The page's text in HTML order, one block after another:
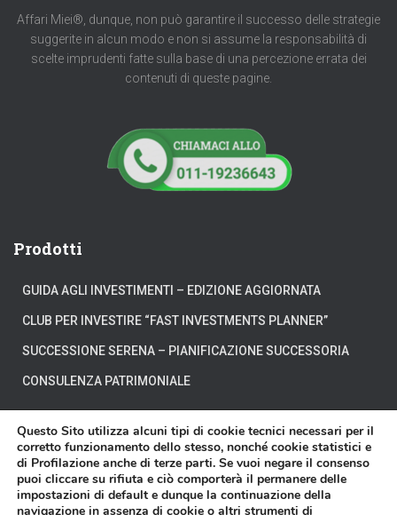
Affari Miei®, dunque, non può garantire il successo delle strategie
suggerite in alcun modo e non si assume la responsabilità di
scelte imprudenti fatte sulla base di una percezione errata dei
contenuti di queste pagine.
Prodotti
GUIDA AGLI INVESTIMENTI – EDIZIONE AGGIORNATA
CLUB PER INVESTIRE “FAST INVESTMENTS PLANNER”
SUCCESSIONE SERENA – PIANIFICAZIONE SUCCESSORIA
CONSULENZA PATRIMONIALE
CHI SIAMO DOVE SIAMO DICONO DI NOI
Questo Sito utilizza alcuni tipi di cookie tecnici necessari per il
corretto funzionamento dello stesso, nonché cookie statistici e
di Profilazione anche di terze parti. Se vuoi negare il consenso
puoi cliccare su rifiuta e ciò comporterà il permanere delle
impostazioni di default e dunque la continuazione della
navigazione in assenza di cookie o altri strumenti di